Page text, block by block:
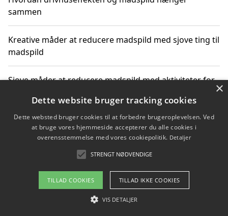
sammen
Kreative måder at reducere madspild med sjove ting til
madspild
Sjove måder at reducere madspild med aktiviteter for
Hvor finder jeg nemme måltidskasser i Vejle
Om / kontakt
Blog Betingelser
×
Dette website bruger tracking cookies
Dette websted bruger cookies til at forbedre brugeroplevelsen. Ved
at bruge vores hjemmeside accepterer du alle cookies i
overensstemmelse med vores cookiepolitik. Detaljer
STRENGT NØDVENDIGE
TILLAD COOKIES TILLAD IKKE COOKIES
VIS DETALJER